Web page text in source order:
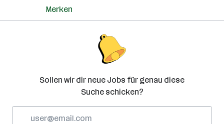
Merken
Sollen wir dir neue Jobs für genau diese
Suche schicken?